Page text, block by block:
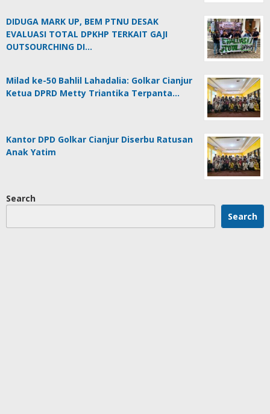
DIDUGA MARK UP, BEM PTNU DESAK
EVALUASI TOTAL DPKHP TERKAIT GAJI
OUTSOURCHING DI…
Milad ke-50 Bahlil Lahadalia: Golkar Cianjur
Ketua DPRD Metty Triantika Terpanta…
Kantor DPD Golkar Cianjur Diserbu Ratusan
Anak Yatim
Search
Search